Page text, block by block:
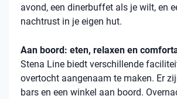
avond, een dinerbuffet als je wilt, en
nachtrust in je eigen hut.
Aan boord: eten, relaxen en
Stena Line biedt verschillende
overtocht aangenaam te maken. Er
bars en een winkel aan boord.